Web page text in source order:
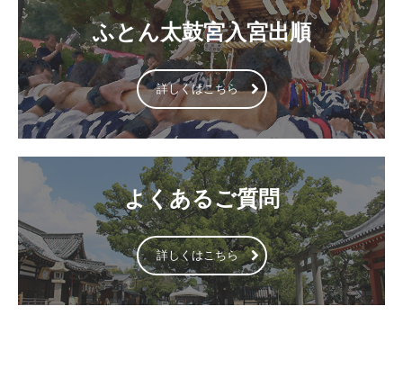
ふとん太鼓宮入宮出順
詳しくはこちら
よくあるご質問
詳しくはこちら